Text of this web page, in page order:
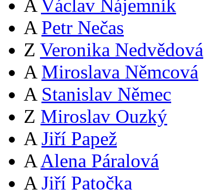
A Václav Nájemník
A Petr Nečas
Z Veronika Nedvědová
A Miroslava Němcová
A Stanislav Němec
Z Miroslav Ouzký
A Jiří Papež
A Alena Páralová
A Jiří Patočka